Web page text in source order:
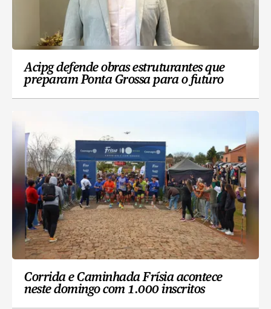
Acipg defende obras estruturantes que
preparam Ponta Grossa para o futuro
Corrida e Caminhada Frísia acontece
neste domingo com 1.000 inscritos